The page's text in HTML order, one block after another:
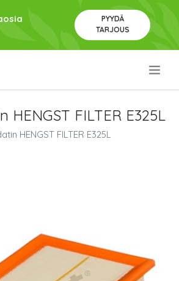
PYYDÄ
TARJOUS
HENGST FILTER E325L
HENGST FILTER E325L